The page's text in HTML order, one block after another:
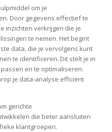
om je
Door gegevens effectief te
inzichten verkrijgen die je
te nemen. Het begint
data, die je vervolgens kunt
te identificeren. Dit stelt je in
en te optimaliseren.
je data-analyse efficiënt
gerichte
die beter aansluiten
klantgroepen.